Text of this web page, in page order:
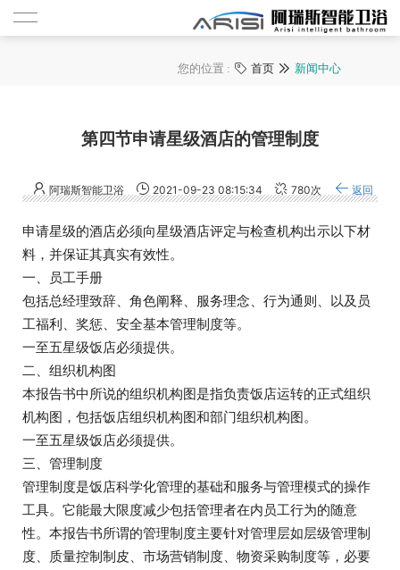
您的位置 : 首页  新闻中心
第四节申请星级酒店的管理制度
阿瑞斯智能卫浴 2021-09-23 08:15:34 780次 返回
申请星级的酒店必须向星级酒店评定与检查机构出示以下材
料，并保证其真实有效性。
一、员工手册
包括总经理致辞、角色阐释、服务理念、行为通则、以及员
工福利、奖惩、安全基本管理制度等。
一至五星级饭店必须提供。
二、组织机构图
本报告书中所说的组织机构图是指负责饭店运转的正式组织
机构图，包括饭店组织机构图和部门组织机构图。
一至五星级饭店必须提供。
三、管理制度
管理制度是饭店科学化管理的基础和服务与管理模式的操作
工具。它能最大限度减少包括管理者在内员工行为的随意
性。本报告书所谓的管理制度主要针对管理层如层级管理制
度、质量控制制皮、市场营销制度、物资采购制度等，必要